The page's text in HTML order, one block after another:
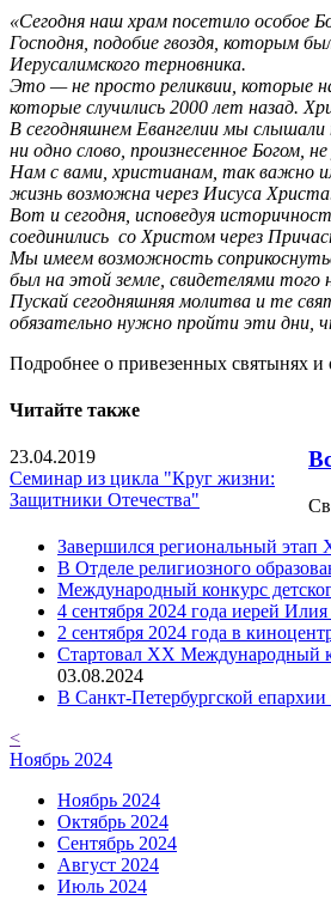
«Сегодня наш храм посетило особое
Господня, подобие гвоздя, которым
Иерусалимского терновника.
Это — не просто реликвии, которые
которые случились 2000 лет назад.
В сегодняшнем Евангелии мы
ни одно слово, произнесенное Богом,
Нам с вами, христианам, так важно
жизнь возможна через Иисуса
Вот и сегодня, исповедуя
соединились со Христом через
Мы имеем возможность
был на этой земле, свидетелями того
Пускай сегодняшняя молитва и те
обязательно нужно пройти эти дни,
Подробнее о привезенных святынях и
Читайте также
23.04.2019
Семинар из цикла "Круг жизни:
Защитники Отечества"
Завершился региональный этап
В Отделе религиозного
Международный конкурс
4 сентября 2024 года иерей
2 сентября 2024 года в
Cтартовал XX Международный
03.08.2024
В Санкт-Петербургской
<
Ноябрь 2024
Ноябрь 2024
Октябрь 2024
Сентябрь 2024
Август 2024
Июль 2024